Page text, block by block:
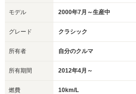
モデル 2000年7月～生産中
グレード クラシック
所有者 自分のクルマ
所有期間 2012年4月～
燃費 10km/L